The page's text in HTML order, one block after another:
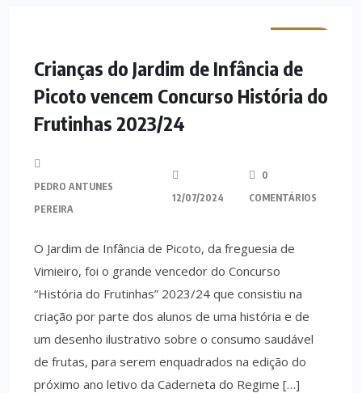
Crianças do Jardim de Infância de
Picoto vencem Concurso História do
Frutinhas 2023/24
PEDRO ANTUNES
PEREIRA
12/07/2024
0
COMENTÁRIOS
O Jardim de Infância de Picoto, da freguesia de
Vimieiro, foi o grande vencedor do Concurso
“História do Frutinhas” 2023/24 que consistiu na
criação por parte dos alunos de uma história e de
um desenho ilustrativo sobre o consumo saudável
de frutas, para serem enquadrados na edição do
próximo ano letivo da Caderneta do Regime […]